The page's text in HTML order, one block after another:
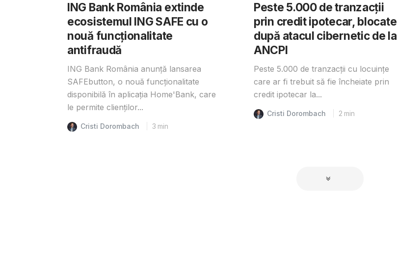
ING Bank România extinde
ecosistemul ING SAFE cu o
nouă funcționalitate
antifraudă
ING Bank România anunță lansarea
SAFEbutton, o nouă funcționalitate
disponibilă în aplicația Home'Bank, care
le permite clienților...
Cristi Dorombach 3 min
Peste 5.000 de tranzacții
prin credit ipotecar, blocate
după atacul cibernetic de la
ANCPI
Peste 5.000 de tranzacții cu locuințe
care ar fi trebuit să fie încheiate prin
credit ipotecar la...
Cristi Dorombach 2 min